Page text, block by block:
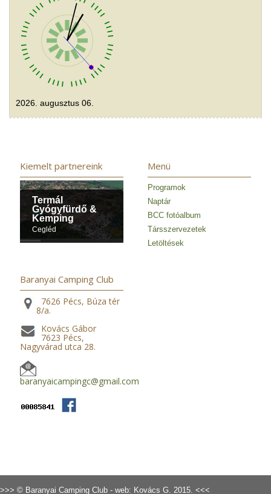
2026. augusztus 06.
Kiemelt partnereink
Termál
Gyógyfürdő &
Kemping
Cegléd
Menü
Programok
Naptár
BCC fotóalbum
Társszervezetek
Letöltések
Baranyai Camping Club
7626 Pécs, Búza tér
8/a.
Kovács Gábor
7623 Pécs,
Nagyvárad utca 28.
baranyaicampingc@gmail.com
>>> © Baranyai Camping Club - web: Kovács G. 2015. <<<